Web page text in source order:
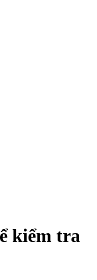
kiểm tra